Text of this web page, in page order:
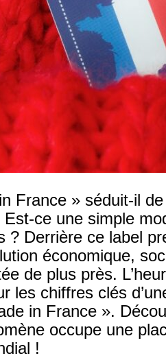
France » séduit-il
ce une simple
? Derrière ce label
économique,
de plus près.
les chiffres clés
in France ».
occupe une
!